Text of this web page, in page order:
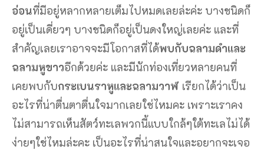
อ่อนที่มีอยู่หลากหลายเต็มไปหมดเลยล่ะค่ะ บางชนิดก็
อยู่เป็นเดี่ยวๆ บางชนิดก็อยู่เป็นดงใหญ่เลยค่ะ และที่
สำคัญเลยเราอาจจะมีโอกาสที่ได้พบกับฉลามดำและ
ฉลามหูขาวอีกด้วยค่ะ และมีนักท่องเที่ยวหลายคนที่
เคยพบกับกระเบนราหูและฉลามวาฬ เรียกได้ว่าเป็น
อะไรที่น่าตื่นตาตื่นใจมากเลยใช่ไหมคะ เพราะเราคง
ไม่สามารถเห็นสัตว์ทะเลพวกนี้แบบใกล้ๆใต้ทะเลไม่ได้
ง่ายๆใช่ไหมล่ะคะ เป็นอะไรที่น่าสนใจและอยากจะเจอ